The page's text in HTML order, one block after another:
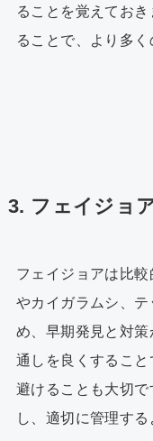
ることを覚えてお
ることで、より多く
3. フェイジョ
フェイジョアは比
やカイガラムシ、
め、早期発見と対
通しを良くするこ
避けることも大切
し、適切に管理する